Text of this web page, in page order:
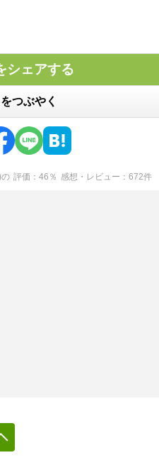
シェアする
つぶやく
の 評価 46 ％ 感想・レビュー 672件